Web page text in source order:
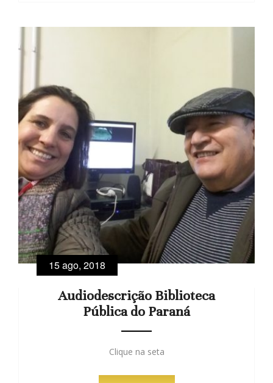
15 ago, 2018
Audiodescrição Biblioteca
Pública do Paraná
Clique na seta